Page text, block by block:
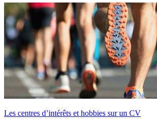
Les centres d’intérêts et hobbies sur un CV